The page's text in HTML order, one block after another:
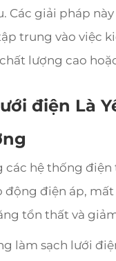
Các giải pháp
trung vào việc
lượng cao
điện Là
hệ thống
động điện áp,
tổn thất và
làm sạch lưới